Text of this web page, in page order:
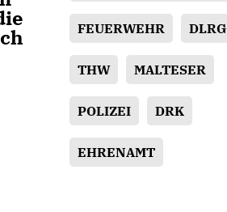
FEUERWEHR DLRG
THW MALTESER
POLIZEI DRK
EHRENAMT